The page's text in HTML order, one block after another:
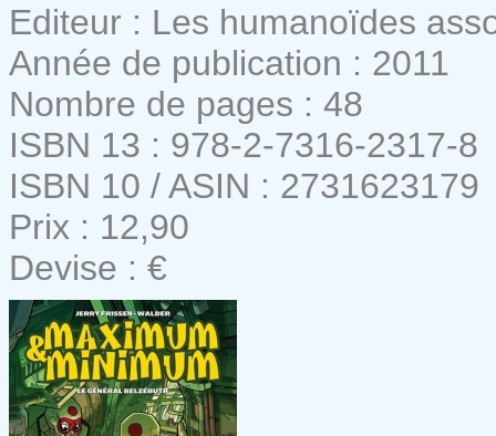
Editeur : Les humanoïdes
Année de publication : 2011
Nombre de pages : 48
ISBN 13 : 978-2-7316-2317-8
ISBN 10 / ASIN : 2731623179
Prix : 12,90
Devise : €